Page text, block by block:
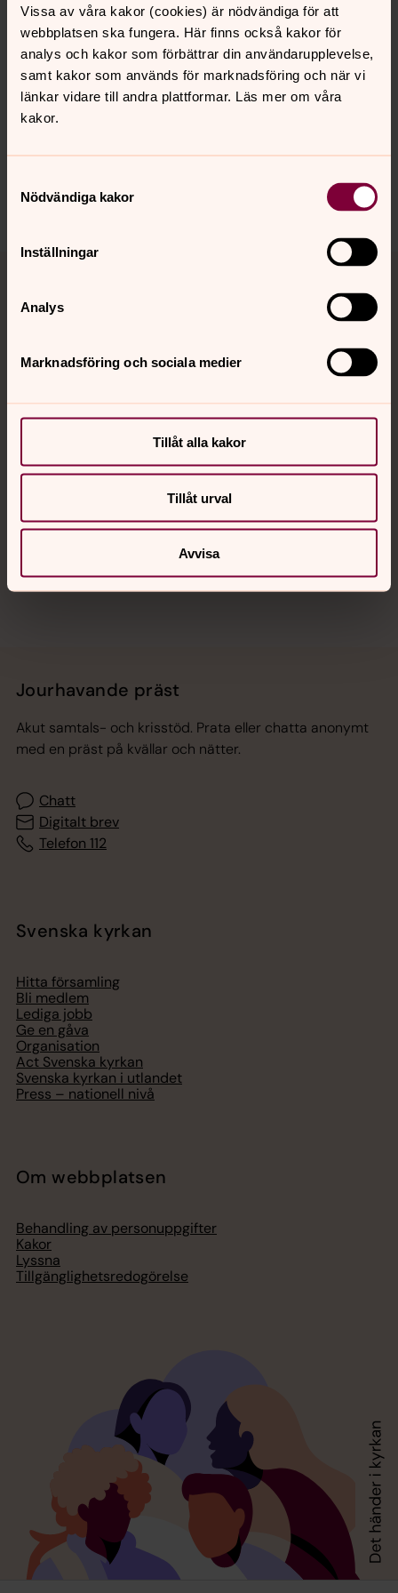
Vissa av våra kakor (cookies) är nödvändiga för att
webbplatsen ska fungera. Här finns också kakor för
analys och kakor som förbättrar din användarupplevelse,
samt kakor som används för marknadsföring och när vi
länkar vidare till andra plattformar. Läs mer om våra
kakor.
Nödvändiga kakor
Inställningar
Analys
Marknadsföring och sociala medier
Tillåt alla kakor
Tillåt urval
Avvisa
Senast ändrad 23 juli 2026
Synpunkter eller frågor på sidans
innehåll?
Tillbaka till toppen
Tillbaka till innehållet
Kalender
Hitta snabbt
Jourhavande präst
Akut samtals- och krisstöd. Prata eller chatta anonymt
med en präst på kvällar och nätter.
Chatt
Digitalt brev
Telefon 112
Svenska kyrkan
Hitta församling
Bli medlem
Lediga jobb
Ge en gåva
Organisation
Act Svenska kyrkan
Svenska kyrkan i utlandet
Press – nationell nivå
Om webbplatsen
Behandling av personuppgifter
Kakor
Lyssna
Tillgänglighetsredogörelse